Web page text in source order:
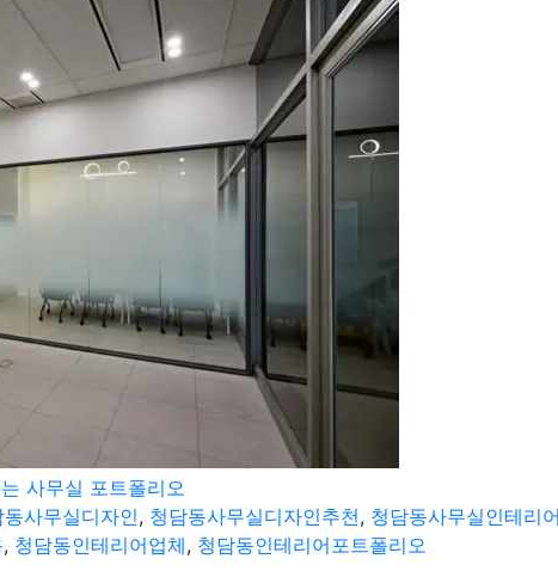
사무실 포트폴리오
동사무실디자인, 청담동사무실디자인추천, 청담동사무실인테리어
, 청담동인테리어업체, 청담동인테리어포트폴리오